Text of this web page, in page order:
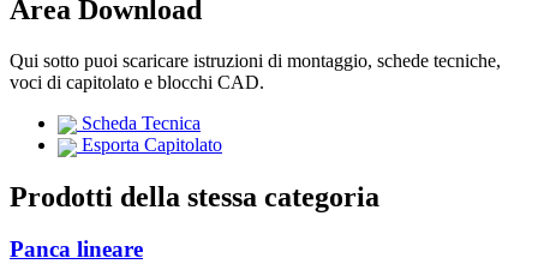
Area Download
Qui sotto puoi scaricare istruzioni di montaggio, schede tecniche,
voci di capitolato e blocchi CAD.
Scheda Tecnica
Esporta Capitolato
Prodotti della stessa categoria
Panca lineare